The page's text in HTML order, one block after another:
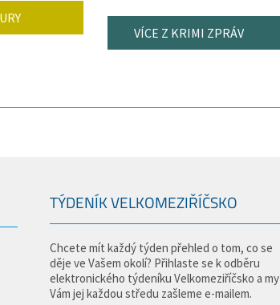
VÍCE Z KRIMI ZPRÁV
TÝDENÍK VELKOMEZIŘÍČSKO
Chcete mít každý týden přehled o tom, co se
děje ve Vašem okolí? Přihlaste se k odběru
elektronického týdeníku Velkomeziříčsko a my
Vám jej každou středu zašleme e-mailem.